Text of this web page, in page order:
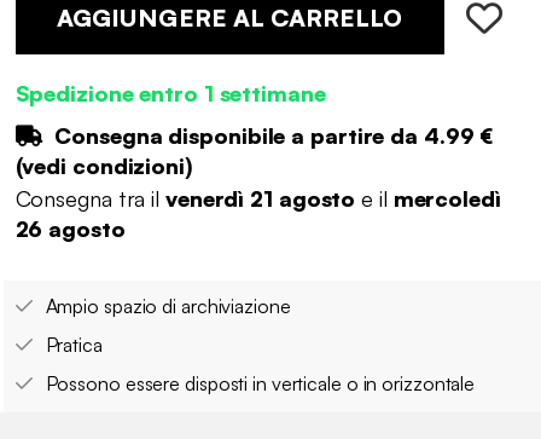
AGGIUNGERE AL CARRELLO
Spedizione entro 1 settimane
Consegna disponibile a partire da 4.99 €
(vedi condizioni)
Consegna tra il venerdì 21 agosto e il mercoledì
26 agosto
Ampio spazio di archiviazione
Pratica
Possono essere disposti in verticale o in orizzontale